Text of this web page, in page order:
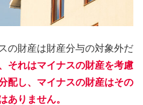
の財産は財産分与の対象外だ
それはマイナスの財産を考慮
配し、マイナスの財産はその
ありません。